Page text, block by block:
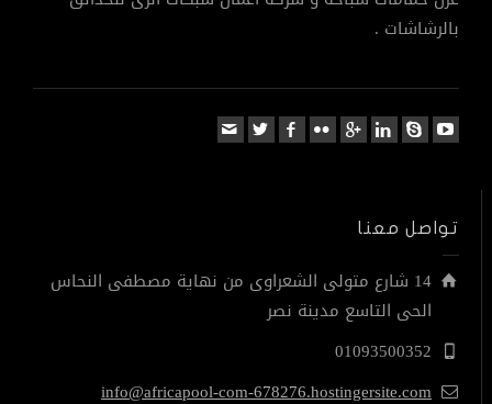
بالرشاشات .
تواصل معنا
14 شارع متولى الشعراوى من نهاية مصطفى النحاس
الحى التاسع مدينة نصر
01093500352
info@africapool-com-678276.hostingersite.com